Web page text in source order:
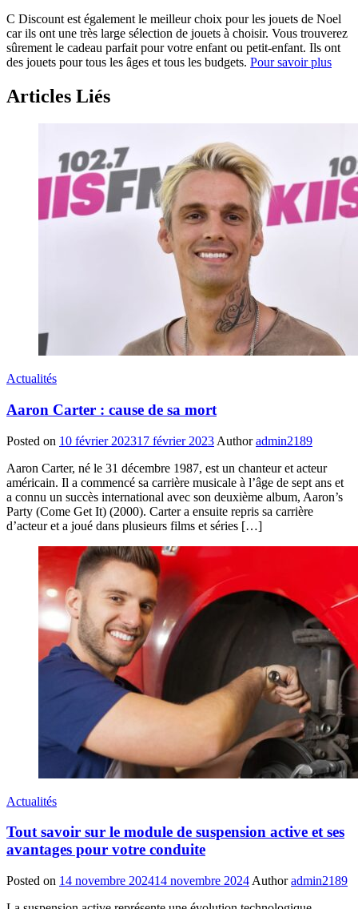
C Discount est également le meilleur choix pour les jouets de Noel
car ils ont une très large sélection de jouets à choisir. Vous trouverez
sûrement le cadeau parfait pour votre enfant ou petit-enfant. Ils ont
des jouets pour tous les âges et tous les budgets. Pour savoir plus
Articles Liés
Actualités
Aaron Carter : cause de sa mort
Posted on 10 février 202317 février 2023 Author admin2189
Aaron Carter, né le 31 décembre 1987, est un chanteur et acteur
américain. Il a commencé sa carrière musicale à l’âge de sept ans et
a connu un succès international avec son deuxième album, Aaron’s
Party (Come Get It) (2000). Carter a ensuite repris sa carrière
d’acteur et a joué dans plusieurs films et séries […]
Actualités
Tout savoir sur le module de suspension active et ses
avantages pour votre conduite
Posted on 14 novembre 202414 novembre 2024 Author admin2189